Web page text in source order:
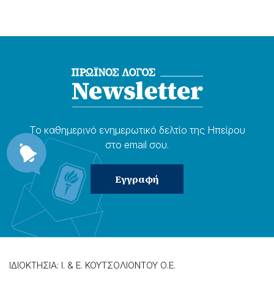
Το καθημερɩνό ενημερωτɩκό δελτίο της Ηπείρου
στο email σου.
ΙΔΙΟΚΤΗΣΙΑ: Ι. & Ε. ΚΟΥΤΣΟΛΙΟΝΤΟΥ Ο.Ε.